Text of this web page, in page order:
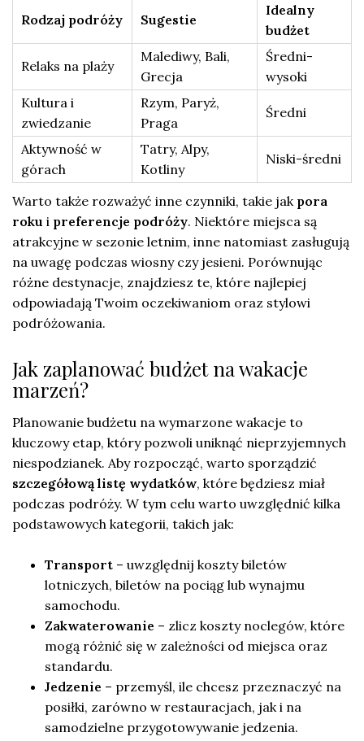
Rodzaj podróży Sugestie
Idealny
budżet
Relaks na plaży
Malediwy, Bali,
Grecja
Średni-
wysoki
Kultura i
zwiedzanie
Rzym, Paryż,
Praga
Średni
Aktywność w
górach
Tatry, Alpy,
Kotliny
Niski-średni
Warto także rozważyć inne czynniki, takie jak pora
roku i preferencje podróży. Niektóre miejsca są
atrakcyjne w sezonie letnim, inne natomiast zasługują
na uwagę podczas wiosny czy jesieni. Porównując
różne destynacje, znajdziesz te, które najlepiej
odpowiadają Twoim oczekiwaniom oraz stylowi
podróżowania.
Jak zaplanować budżet na wakacje
marzeń?
Planowanie budżetu na wymarzone wakacje to
kluczowy etap, który pozwoli uniknąć nieprzyjemnych
niespodzianek. Aby rozpocząć, warto sporządzić
szczegółową listę wydatków, które będziesz miał
podczas podróży. W tym celu warto uwzględnić kilka
podstawowych kategorii, takich jak:
Transport – uwzględnij koszty biletów
lotniczych, biletów na pociąg lub wynajmu
samochodu.
Zakwaterowanie – zlicz koszty noclegów, które
mogą różnić się w zależności od miejsca oraz
standardu.
Jedzenie – przemyśl, ile chcesz przeznaczyć na
posiłki, zarówno w restauracjach, jak i na
samodzielne przygotowywanie jedzenia.